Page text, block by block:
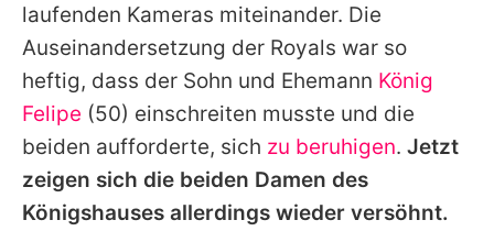
Utiq verwalten
laufenden Kameras miteinander. Die
Auseinandersetzung der Royals war so
heftig, dass der Sohn und Ehemann König
Felipe (50) einschreiten musste und die
beiden aufforderte, sich zu beruhigen. Jetzt
zeigen sich die beiden Damen des
Königshauses allerdings wieder versöhnt.